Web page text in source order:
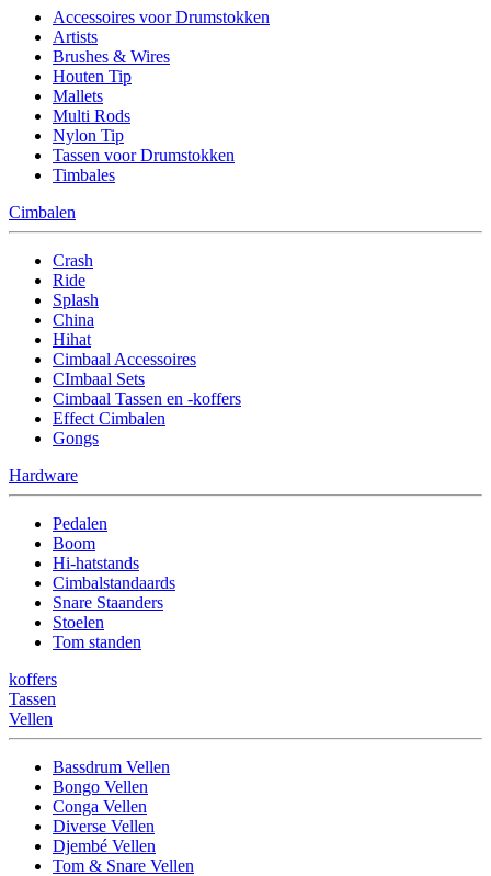
Accessoires voor Drumstokken
Artists
Brushes & Wires
Houten Tip
Mallets
Multi Rods
Nylon Tip
Tassen voor Drumstokken
Timbales
Cimbalen
Crash
Ride
Splash
China
Hihat
Cimbaal Accessoires
CImbaal Sets
Cimbaal Tassen en -koffers
Effect Cimbalen
Gongs
Hardware
Pedalen
Boom
Hi-hatstands
Cimbalstandaards
Snare Staanders
Stoelen
Tom standen
koffers
Tassen
Vellen
Bassdrum Vellen
Bongo Vellen
Conga Vellen
Diverse Vellen
Djembé Vellen
Tom & Snare Vellen